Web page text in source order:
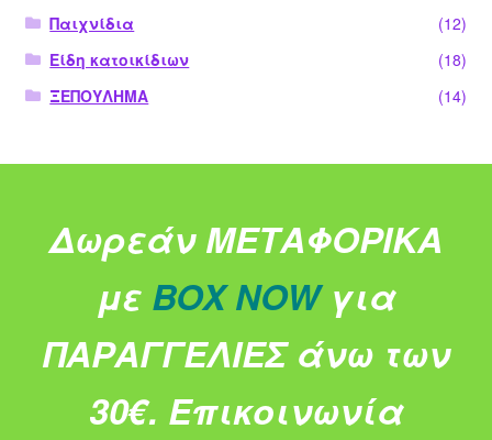
Παιχνίδια
(12)
Είδη κατοικίδιων
(18)
ΞΕΠΟΥΛΗΜΑ
(14)
Δωρεάν ΜΕΤΑΦΟΡΙΚΑ
με BOX NOW για
ΠΑΡΑΓΓΕΛΙΕΣ άνω των
30€. Επικοινωνία